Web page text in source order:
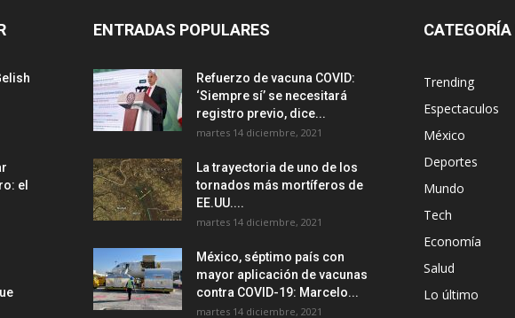
el
ENTRADAS POPULARES
Refuerzo de vacuna COVID:
‘Siempre sí’ se necesitará
registro previo, dice...
martes 14 diciembre, 2021
La trayectoria de uno de los
tornados más mortíferos de
EE.UU....
martes 14 diciembre, 2021
México, séptimo país con
mayor aplicación de vacunas
contra COVID-19: Marcelo...
martes 14 diciembre, 2021
Trending
Espectaculos
México
Deportes
Mundo
Tech
Economía
Salud
Lo último